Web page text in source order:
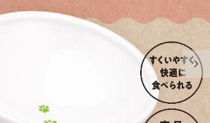
次